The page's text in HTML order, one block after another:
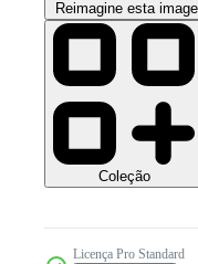
Reimagine esta
Coleção
Licença Pro Standard